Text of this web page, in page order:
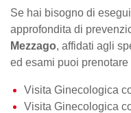
Se hai bisogno di
approfondita di
Mezzago, affidati agli
ed esami puoi
Visita Ginecologica
Visita Ginecologica